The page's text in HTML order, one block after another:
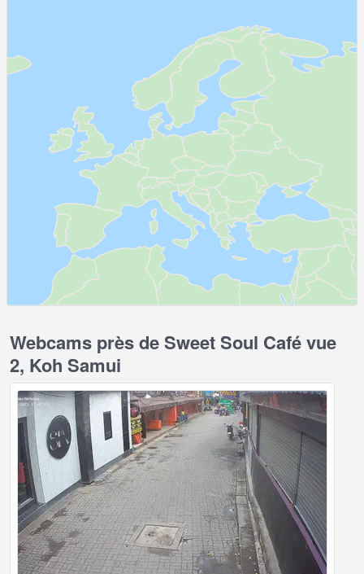
Webcams près de Sweet Soul Café vue
2, Koh Samui